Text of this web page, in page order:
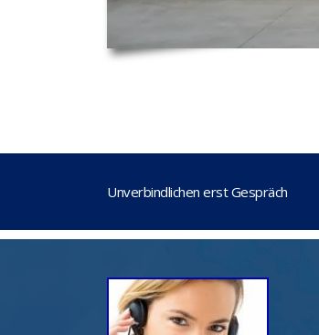
Unverbindlichen erst Gespräch